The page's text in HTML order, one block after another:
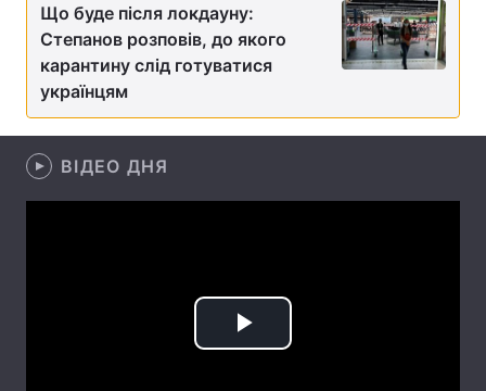
Цікавинки
Екологія Регіони
Лонгріди
Відео з Youtube
Що буде після локдауну:
Степанов розповів, до якого
карантину слід готуватися
українцям
ВІДЕО ДНЯ
Play